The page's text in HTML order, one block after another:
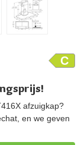
C
afzuigkap?
en we geven